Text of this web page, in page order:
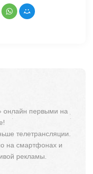
онлайн первыми на
телетрансляции.
на смартфонах и
рекламы.